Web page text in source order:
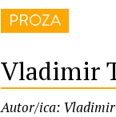
PROZA
Vladimir
Autor/ica: Vladimir